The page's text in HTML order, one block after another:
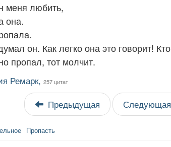
любить,
она.
он. Как легко она это говорит! Кто
пропал, тот молчит.
Ремарк, 257 цитат
Предыдущая Следующая
Пропасть